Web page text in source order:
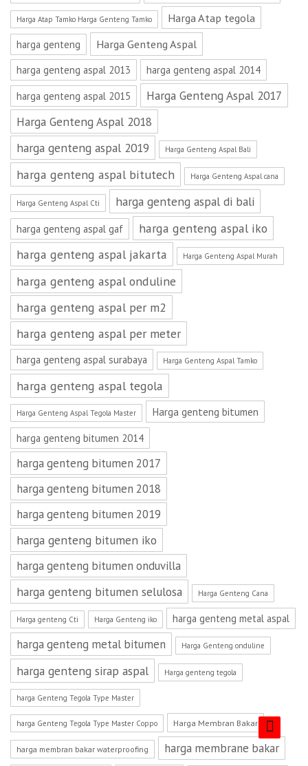
Harga Atap Tamko Harga Genteng Tamko Harga Atap tegola
harga genteng Harga Genteng Aspal
harga genteng aspal 2013
harga genteng aspal 2014
harga genteng aspal 2015
Harga Genteng Aspal 2017
Harga Genteng Aspal 2018
harga genteng aspal 2019
Harga Genteng Aspal Bali
harga genteng aspal bitutech Harga Genteng Aspal cana
Harga Genteng Aspal Cti harga genteng aspal di bali
harga genteng aspal gaf
harga genteng aspal iko
harga genteng aspal jakarta
Harga Genteng Aspal Murah
harga genteng aspal onduline
harga genteng aspal per m2
harga genteng aspal per meter
harga genteng aspal surabaya Harga Genteng Aspal Tamko
harga genteng aspal tegola
Harga Genteng Aspal Tegola Master Harga genteng bitumen
harga genteng bitumen 2014
harga genteng bitumen 2017
harga genteng bitumen 2018
harga genteng bitumen 2019
harga genteng bitumen iko
harga genteng bitumen onduvilla
harga genteng bitumen selulosa Harga Genteng Cana
Harga genteng Cti Harga Genteng iko harga genteng metal aspal
harga genteng metal bitumen Harga Genteng onduline
harga genteng sirap aspal Harga genteng tegola
harga Genteng Tegola Type Master
harga Genteng Tegola Type Master Coppo Harga Membran Bakar
harga membran bakar waterproofing harga membrane bakar